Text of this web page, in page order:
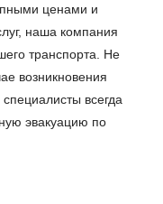
ценами и
наша компания
транспорта. Не
возникновения
всегда
эвакуацию по